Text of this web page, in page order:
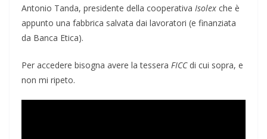
Antonio Tanda, presidente della cooperativa Isolex che è
appunto una fabbrica salvata dai lavoratori (e finanziata
da Banca Etica).
Per accedere bisogna avere la tessera FICCdi cui sopra, e
non mi ripeto.